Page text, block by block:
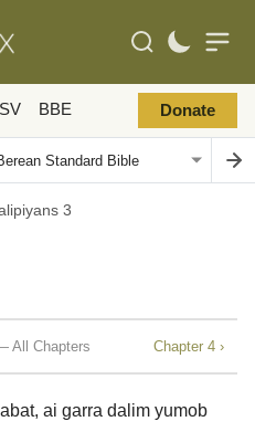
BBE Donate
3
All Chapters Chapter 4 ›
ai garra dalim yumob